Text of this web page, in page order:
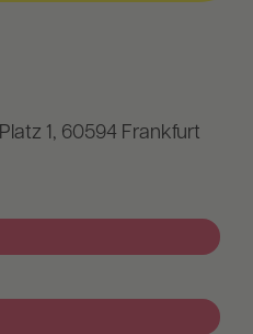
1, 60594 Frankfurt